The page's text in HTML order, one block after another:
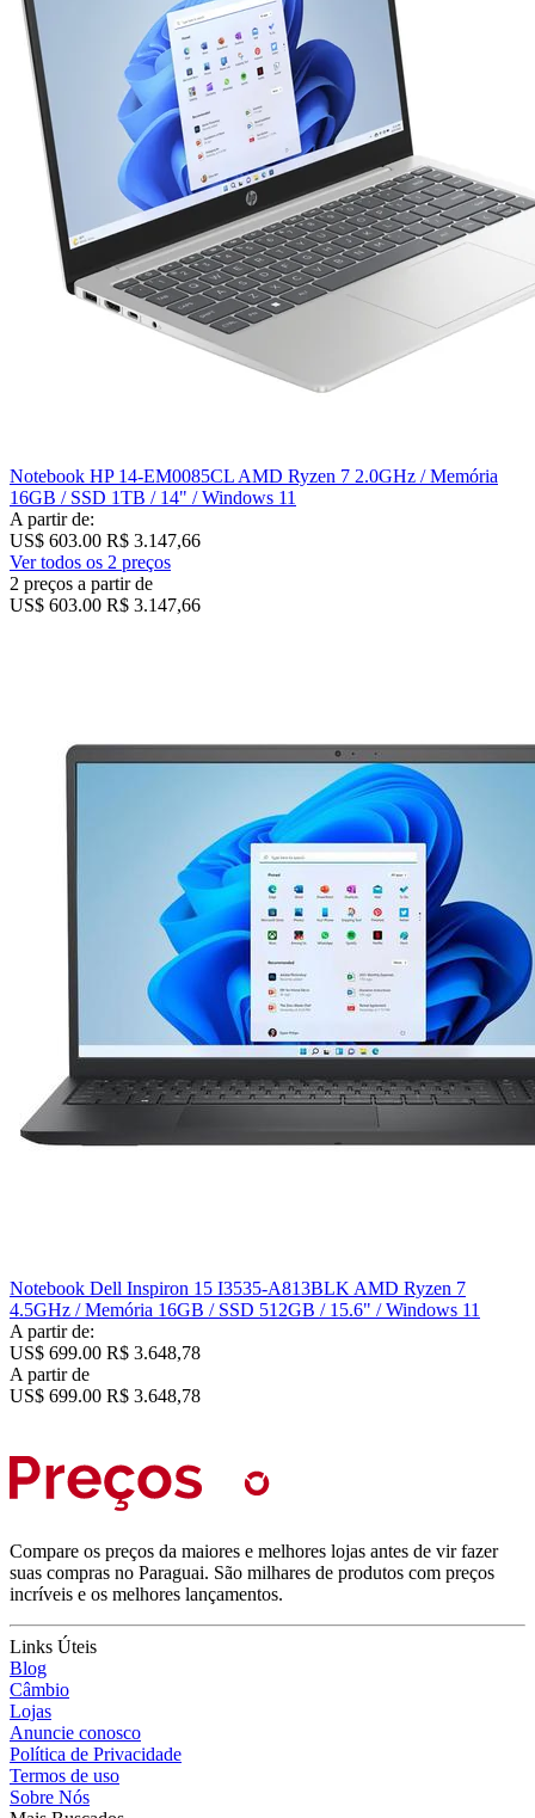
Notebook HP 14-EM0085CL AMD Ryzen 7 2.0GHz / Memória
16GB / SSD 1TB / 14" / Windows 11
A partir de:
US$ 603.00 R$ 3.147,66
Ver todos os 2 preços
2 preços a partir de
US$ 603.00 R$ 3.147,66
Notebook Dell Inspiron 15 I3535-A813BLK AMD Ryzen 7
4.5GHz / Memória 16GB / SSD 512GB / 15.6" / Windows 11
A partir de:
US$ 699.00 R$ 3.648,78
A partir de
US$ 699.00 R$ 3.648,78
Compare os preços da maiores e melhores lojas antes de vir fazer
suas compras no Paraguai. São milhares de produtos com preços
incríveis e os melhores lançamentos.
Links Úteis
Blog
Câmbio
Lojas
Anuncie conosco
Política de Privacidade
Termos de uso
Sobre Nós